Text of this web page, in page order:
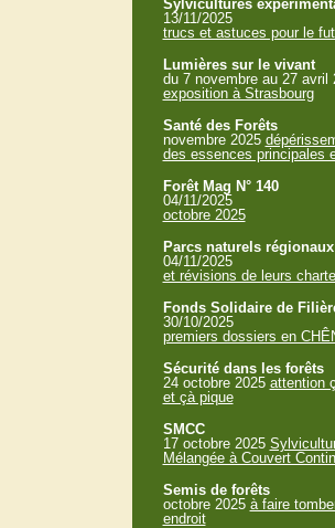
Sylvicultures
13/11/2025
trucs et astuces pour le
Lumières sur le vivant
du 7 novembre au 27 avril
exposition à Strasbourg
Santé des Forêts
novembre 2025
des essences principales
Forêt Mag N° 140
04/11/2025
octobre 2025
Parcs naturels régionaux
04/11/2025
et révisions de leurs
Fonds Solidaire de
30/10/2025
premiers dossiers en
Sécurité dans les forêts
24 octobre 2025 attention
et çà pique
SMCC
17 octobre 2025
Mélangée à Couvert
Semis de forêts
octobre 2025 à faire
endroit